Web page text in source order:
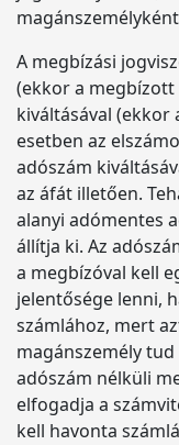
A megbízási
(ekkor a megbízott
kiváltásával
esetben az
adószám
az áfát illetően.
alanyi adómentes
állítja ki. Az
a megbízóval kell
jelentősége lenni,
számlához, mert
magánszemély
adószám nélküli
elfogadja a
kell havonta